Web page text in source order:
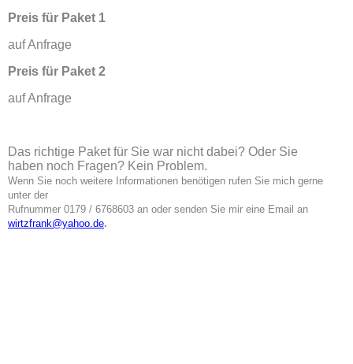
Preis für Paket 1
auf Anfrage
Preis für Paket 2
auf Anfrage
Das richtige Paket für Sie war nicht dabei? Oder Sie
haben noch Fragen? Kein Problem.
Wenn Sie noch weitere Informationen benötigen rufen Sie mich gerne
unter der
Rufnummer 0179 / 6768603 an oder senden Sie mir eine Email an
wirtzfrank@yahoo.de.